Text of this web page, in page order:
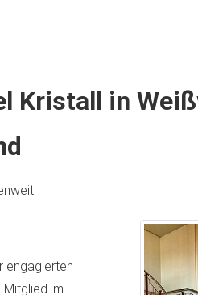
Kristall in
engagierten
Mitglied im